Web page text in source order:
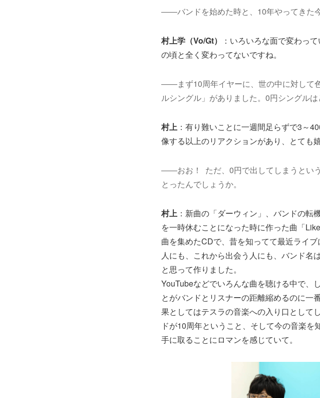
――バンドを始めた時と、10年やってきた
村上学（Vo/Gt）
：いろいろな面で変わっ
の頃と全く変わってないですね。
――まず10周年イヤーに、世の中に対して
ルシングル」がありました。0円シングル
村上 ：有り難いことに一週間足らずで3～
像する以上のリアクションがあり、とても
――おお！ ただ、0円で出してしまうとい
とったんでしょうか。
村上 ：新曲の「ダーウィン」、バンドの
を一時休むことになった時に作った曲「
曲を集めたCDで、昔を知ってて最近ライ
人にも、これから出会う人にも、バンド名
と思って作りました。
YouTubeなどでいろんな曲を聴ける中で、
とがバンドとリスナーの距離縮めるのに一
果としてはテスラの音楽への入り口として
ドが10周年ということ、そして今の音楽
手に取ることにロマンを感じていて。